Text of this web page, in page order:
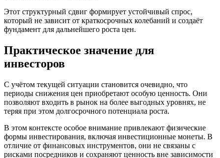
Этот структурный сдвиг формирует устойчивый спрос,
который не зависит от краткосрочных колебаний и создаёт
фундамент для дальнейшего роста цен.
Практическое значение для
инвесторов
С учётом текущей ситуации становится очевидно, что
периоды снижения цен приобретают особую ценность. Они
позволяют входить в рынок на более выгодных уровнях, не
теряя при этом долгосрочного потенциала роста.
В этом контексте особое внимание привлекают физические
формы инвестирования, включая инвестиционные монеты. В
отличие от финансовых инструментов, они не связаны с
рисками посредников и сохраняют ценность вне зависимости